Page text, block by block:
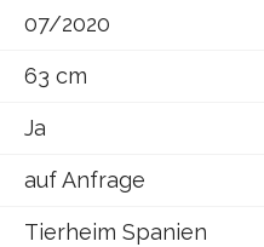
07/2020
63 cm
Ja
auf Anfrage
Tierheim Spanien